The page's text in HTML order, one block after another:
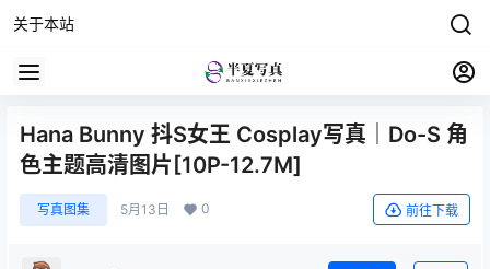
关于本站
Hana Bunny 抖S女王 Cosplay写真｜Do-S 角
色主题高清图片[10P-12.7M]
写真图集 5月13日 0 前往下载